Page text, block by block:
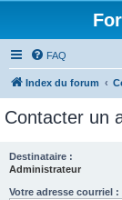
FAQ
Index du forum
Contacter un
Destinataire :
Administrateur
Votre adresse courriel :